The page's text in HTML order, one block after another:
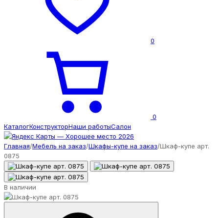
0
0
КаталогКонструкторНаши работыСалон
Главная/Мебель на заказ/Шкафы-купе на заказ/Шкаф-купе арт.
0875
В наличии